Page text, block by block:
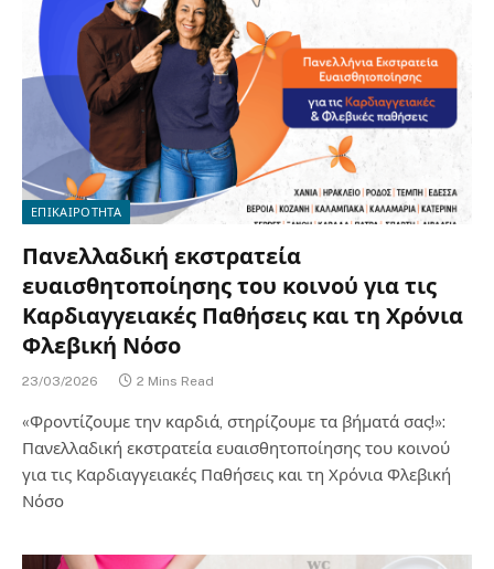
ΕΠΙΚΑΙΡΟΤΗΤΑ
Πανελλαδική εκστρατεία
ευαισθητοποίησης του κοινού για τις
Καρδιαγγειακές Παθήσεις και τη Χρόνια
Φλεβική Νόσο
23/03/2026 2 Mins Read
«Φροντίζουμε την καρδιά, στηρίζουμε τα βήματά σας!»:
Πανελλαδική εκστρατεία ευαισθητοποίησης του κοινού
για τις Καρδιαγγειακές Παθήσεις και τη Χρόνια Φλεβική
Νόσο